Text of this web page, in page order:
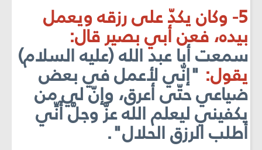
5- وكان يكدّ على رزقه ويعمل
بيده، فعن أبي بصير قال:
سمعت أبا عبد الله (عليه السلام)
يقول: "إنّي لأعمل في بعض
ضياعي حتّى أعرق، وإنّ لي من
يكفيني ليعلم الله عزَّ وجلَّ أَنِّي
أطلب الرزق الحلال".